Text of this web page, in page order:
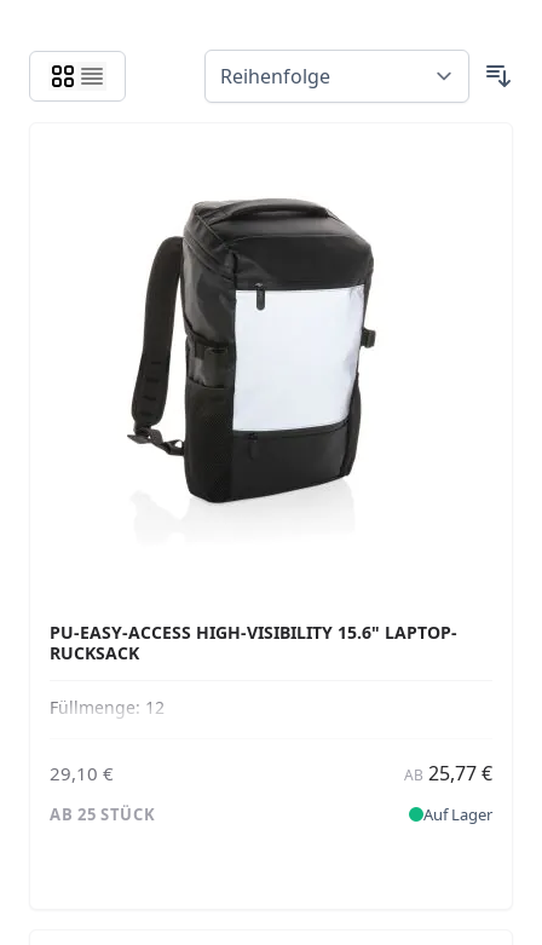
PU-EASY-ACCESS HIGH-VISIBILITY 15.6" LAPTOP-
RUCKSACK
Füllmenge: 12
29,10 € AB 25,77 €
AB 25 STÜCK Auf Lager